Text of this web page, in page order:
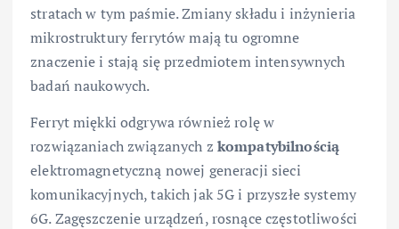
stratach w tym paśmie. Zmiany składu i inżynieria
mikrostruktury ferrytów mają tu ogromne
znaczenie i stają się przedmiotem intensywnych
badań naukowych.
Ferryt miękki odgrywa również rolę w
rozwiązaniach związanych z kompatybilnością
elektromagnetyczną nowej generacji sieci
komunikacyjnych, takich jak 5G i przyszłe systemy
6G. Zagęszczenie urządzeń, rosnące częstotliwości